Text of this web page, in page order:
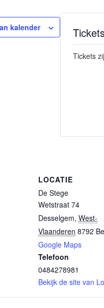
kalender
Tickets
LOCATIE
De Stege
Wetstraat 74
Desselgem, West-
Vlaanderen 8792
Google Maps
Telefoon
0484278981
Bekijk de site van